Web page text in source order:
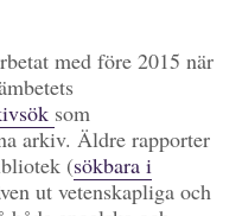
med före 2015 när
som
arkiv. Äldre rapporter
(sökbara i
ut vetenskapliga och